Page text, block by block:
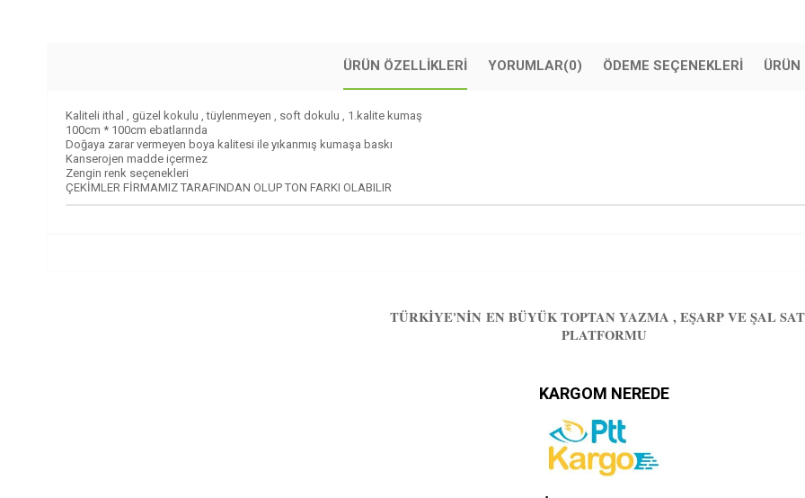
ÜRÜN ÖZELLIKLERI YORUMLAR(0) ÖDEME SEÇENEKLERI ÜRÜN
Kaliteli ithal , güzel kokulu , tüylenmeyen , soft dokulu , 1.kalite kumaş
100cm * 100cm ebatlarında
Doğaya zarar vermeyen boya kalitesi ile yıkanmış kumaşa baskı
Kanserojen madde içermez
Zengin renk seçenekleri
ÇEKİMLER FİRMAMIZ TARAFINDAN OLUP TON FARKI OLABILIR
TÜRKIYE'NIN EN BÜYÜK TOPTAN YAZMA , EŞARP VE ŞAL
PLATFORMU
KARGOM NEREDE